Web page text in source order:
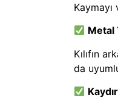
Kaymayı
Metal
Kılıfın
da